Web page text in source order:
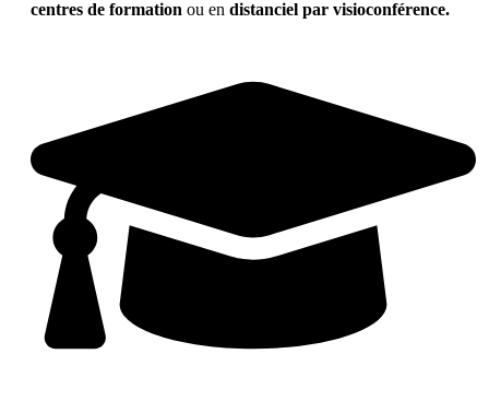
centres de formation ou en distanciel par visioconférence.